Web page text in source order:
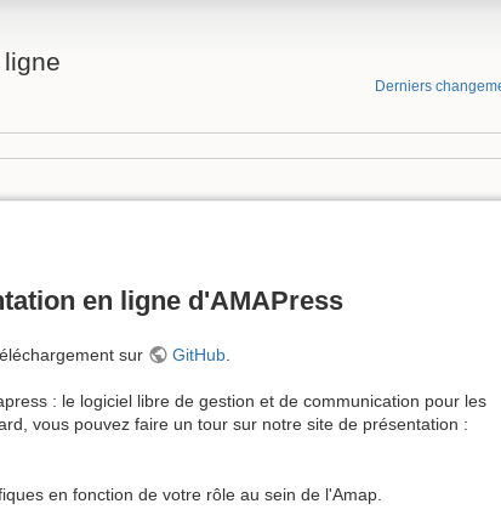
Derniers
en ligne d'AMAPress
sur GitHub.
: le logiciel libre de gestion et de communication pour les
vous pouvez faire un tour sur notre site de présentation :
en fonction de votre rôle au sein de l'Amap.